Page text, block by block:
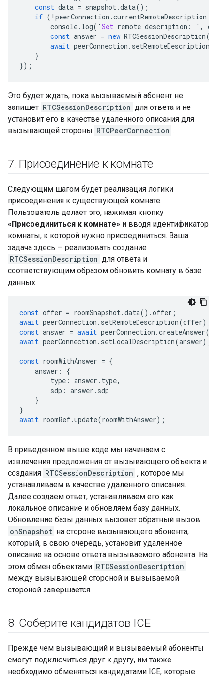
const data = snapshot.data();
if ( ! peerConnection .currentRemoteDescription
console. log( ' Set remote description : ' ,
const answer = new RTCSessionDescription(
await peerConnection . setRemoteDescription
}
});
Это будет ждать, пока вызываемый абонент не
запишет RTCSessionDescription для ответа и не
установит его в качестве удаленного описания для
вызывающей стороны RTCPeerConnection .
7. Присоединение к комнате
Следующим шагом будет реализация логики
присоединения к существующей комнате.
Пользователь делает это, нажимая кнопку
«Присоединиться к комнате» и вводя идентификатор
комнаты, к которой нужно присоединиться. Ваша
задача здесь — реализовать создание
RTCSessionDescription для ответа и
соответствующим образом обновить комнату в базе
данных.
const offer = roomSnapshot.data().offer ;
await peerConnection . setRemoteDescription(offer);
const answer = await peerConnection .createAnswer
await peerConnection . setLocalDescription(answer);
const roomWithAnswer = {
answer :
{
type : answer . type,
sdp : answer . sdp
}
}
await roomRef.update(roomWithAnswer);
В приведенном выше коде мы начинаем с
извлечения предложения от вызывающего объекта и
создания RTCSessionDescription , которое мы
устанавливаем в качестве удаленного описания.
Далее создаем ответ, устанавливаем его как
локальное описание и обновляем базу данных.
Обновление базы данных вызовет обратный вызов
onSnapshot на стороне вызывающего абонента,
который, в свою очередь, установит удаленное
описание на основе ответа вызываемого абонента. На
этом обмен объектами RTCSessionDescription
между вызывающей стороной и вызываемой
стороной завершается.
8. Соберите кандидатов ICE
Прежде чем вызывающий и вызываемый абоненты
смогут подключиться друг к другу, им также
необходимо обменяться кандидатами ICE, которые